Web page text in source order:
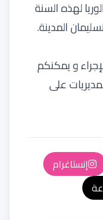
لهذه السنة
المدينة.
و يمكنكم
على
إنستاغرام